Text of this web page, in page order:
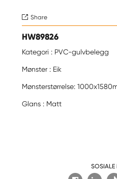
 Share
HW89826
Kategori : PVC-gulvbelegg
Mønster : Eik
Mønsterstørrelse:
Glans : Matt
SOSIALE